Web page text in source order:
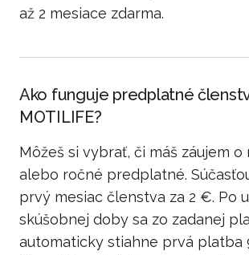
až 2 mesiace zdarma.
Ako funguje predplatné
MOTILIFE?
Môžeš si vybrať, či máš záujem o
alebo ročné predplatné.
prvý mesiac členstva za 2 €. Po
skúšobnej doby sa zo zadanej
automaticky stiahne prvá platba